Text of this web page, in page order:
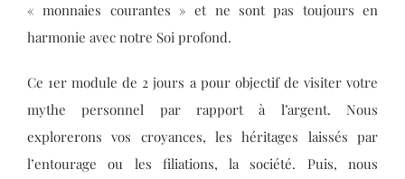
« monnaies courantes » et ne sont pas toujours en
harmonie avec notre Soi profond.
Ce 1er module de 2 jours a pour objectif de visiter votre
mythe personnel par rapport à l’argent. Nous
explorerons vos croyances, les héritages laissés par
l’entourage ou les filiations, la société. Puis, nous